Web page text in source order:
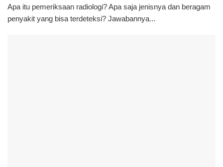
Apa itu pemeriksaan radiologi? Apa saja jenisnya dan beragam
penyakit yang bisa terdeteksi? Jawabannya...